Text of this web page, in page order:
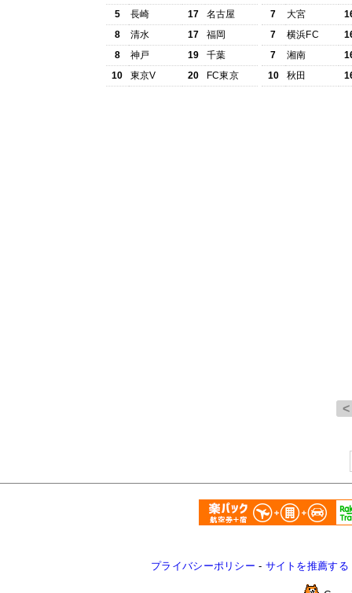
5
長崎 17
名古屋
8
清水 17
福岡
8
神戸 19
千葉
10
東京V 20 FC東京
7
大宮
7
横浜FC
7
湘南
10
秋田
プライバシーポリシー - サイトを推薦する